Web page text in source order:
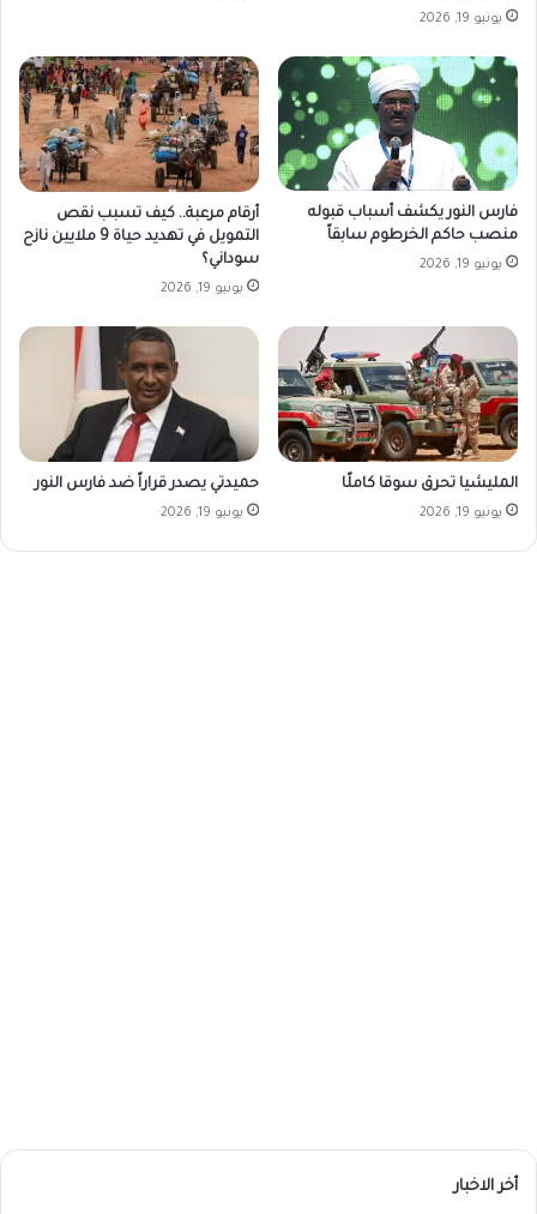
يونيو 19, 2026
فارس النور يكشف أسباب قبوله
منصب حاكم الخرطوم سابقاً
يونيو 19, 2026
أرقام مرعبة.. كيف تسبب نقص
التمويل في تهديد حياة 9 ملايين نازح
سوداني؟
يونيو 19, 2026
المليشيا تحرق سوقا كاملًا
يونيو 19, 2026
حميدتي يصدر قراراً ضد فارس النور
يونيو 19, 2026
أخر الاخبار